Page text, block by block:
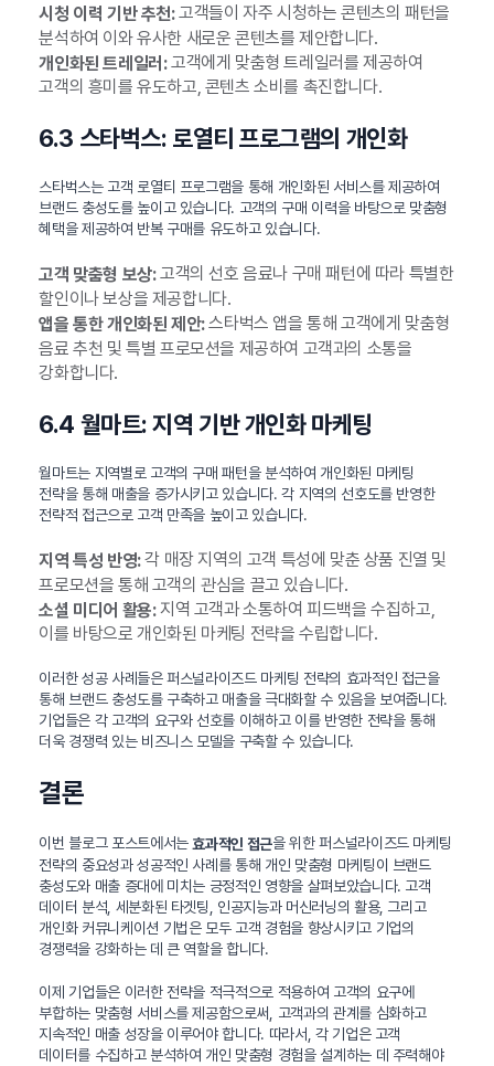
시청 이력 기반 추천:고객들이 자주 시청하는 콘텐츠의 패턴을
분석하여 이와 유사한 새로운 콘텐츠를 제안합니다.
개인화된 트레일러:고객에게 맞춤형 트레일러를 제공하여
고객의 흥미를 유도하고, 콘텐츠 소비를 촉진합니다.
6.3 스타벅스: 로열티 프로그램의 개인화
스타벅스는 고객 로열티 프로그램을 통해 개인화된 서비스를 제공하여
브랜드 충성도를 높이고 있습니다. 고객의 구매 이력을 바탕으로 맞춤형
혜택을 제공하여 반복 구매를 유도하고 있습니다.
고객 맞춤형 보상:고객의 선호 음료나 구매 패턴에 따라 특별한
할인이나 보상을 제공합니다.
앱을 통한 개인화된 제안:스타벅스 앱을 통해 고객에게 맞춤형
음료 추천 및 특별 프로모션을 제공하여 고객과의 소통을
강화합니다.
6.4 월마트: 지역 기반 개인화 마케팅
월마트는 지역별로 고객의 구매 패턴을 분석하여 개인화된 마케팅
전략을 통해 매출을 증가시키고 있습니다. 각 지역의 선호도를 반영한
전략적 접근으로 고객 만족을 높이고 있습니다.
지역 특성 반영:각 매장 지역의 고객 특성에 맞춘 상품 진열 및
프로모션을 통해 고객의 관심을 끌고 있습니다.
소셜 미디어 활용:지역 고객과 소통하여 피드백을 수집하고,
이를 바탕으로 개인화된 마케팅 전략을 수립합니다.
이러한 성공 사례들은 퍼스널라이즈드 마케팅 전략의 효과적인 접근을
통해 브랜드 충성도를 구축하고 매출을 극대화할 수 있음을 보여줍니다.
기업들은 각 고객의 요구와 선호를 이해하고 이를 반영한 전략을 통해
더욱 경쟁력 있는 비즈니스 모델을 구축할 수 있습니다.
결론
이번 블로그 포스트에서는효과적인 접근을 위한 퍼스널라이즈드 마케팅
전략의 중요성과 성공적인 사례를 통해 개인 맞춤형 마케팅이 브랜드
충성도와 매출 증대에 미치는 긍정적인 영향을 살펴보았습니다. 고객
데이터 분석, 세분화된 타겟팅, 인공지능과 머신러닝의 활용, 그리고
개인화 커뮤니케이션 기법은 모두 고객 경험을 향상시키고 기업의
경쟁력을 강화하는 데 큰 역할을 합니다.
이제 기업들은 이러한 전략을 적극적으로 적용하여 고객의 요구에
부합하는 맞춤형 서비스를 제공함으로써, 고객과의 관계를 심화하고
지속적인 매출 성장을 이루어야 합니다. 따라서, 각 기업은 고객
데이터를 수집하고 분석하여 개인 맞춤형 경험을 설계하는 데 주력해야